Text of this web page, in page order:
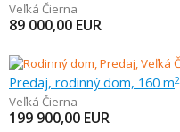
Veľká Čierna
89 000,00 EUR
Predaj, rodinný dom, 160 m2
Veľká Čierna
199 900,00 EUR